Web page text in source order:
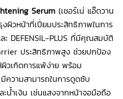
Serum (เชอร์เน่ แอ๊ดวาน
ผิวหน้าที่เปี่ยมประสิทธิภาพในการ
DEFENSIL-PLUS ที่มีคุณสมบัติ
ประสิทธิภาพสูง ช่วยปกป้อง
ผิวเกิดการแพ้ง่าย พร้อม
ความสามารถในการดูดซับ
น้ำเงิน เช่นแสงจากหน้าจอมือถือ